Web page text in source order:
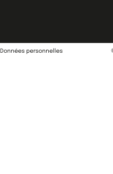
Données personnelles